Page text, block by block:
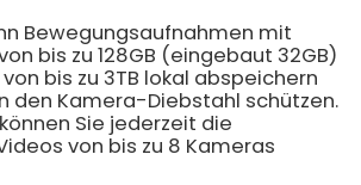
Bewegungsaufnahmen mit
bis zu 128GB (eingebaut 32GB)
bis zu 3TB lokal abspeichern
den Kamera-Diebstahl schützen.
Sie jederzeit die
von bis zu 8 Kameras